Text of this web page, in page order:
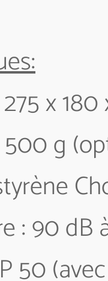
x
g
: 90
50